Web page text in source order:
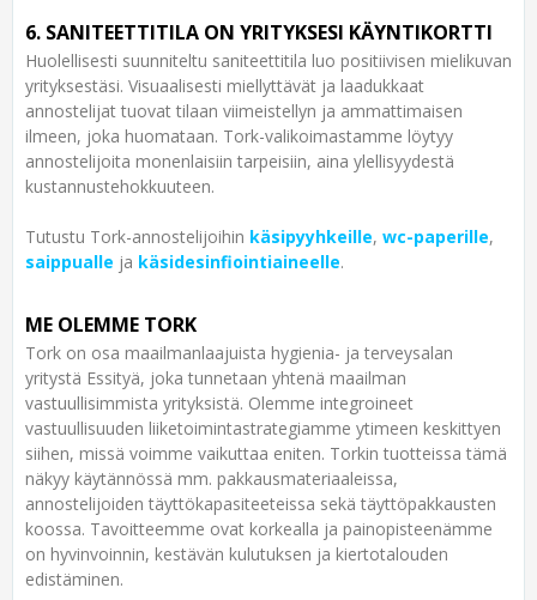
6. SANITEETTITILA ON YRITYKSESI KÄYNTIKORTTI
Huolellisesti suunniteltu saniteettitila luo positiivisen mielikuvan
yrityksestäsi. Visuaalisesti miellyttävät ja laadukkaat
annostelijat tuovat tilaan viimeistellyn ja ammattimaisen
ilmeen, joka huomataan. Tork-valikoimastamme löytyy
annostelijoita monenlaisiin tarpeisiin, aina ylellisyydestä
kustannustehokkuuteen.
Tutustu Tork-annostelijoihin käsipyyhkeille, wc-paperille,
saippualle ja käsidesinfiointiaineelle.
ME OLEMME TORK
Tork on osa maailmanlaajuista hygienia- ja terveysalan
yritystä Essityä, joka tunnetaan yhtenä maailman
vastuullisimmista yrityksistä. Olemme integroineet
vastuullisuuden liiketoimintastrategiamme ytimeen keskittyen
siihen, missä voimme vaikuttaa eniten. Torkin tuotteissa tämä
näkyy käytännössä mm. pakkausmateriaaleissa,
annostelijoiden täyttökapasiteeteissa sekä täyttöpakkausten
koossa. Tavoitteemme ovat korkealla ja painopisteenämme
on hyvinvoinnin, kestävän kulutuksen ja kiertotalouden
edistäminen.